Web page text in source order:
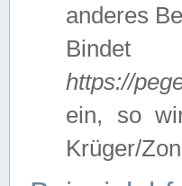
anderes
Bindet
https://
ein, so
Krüger/